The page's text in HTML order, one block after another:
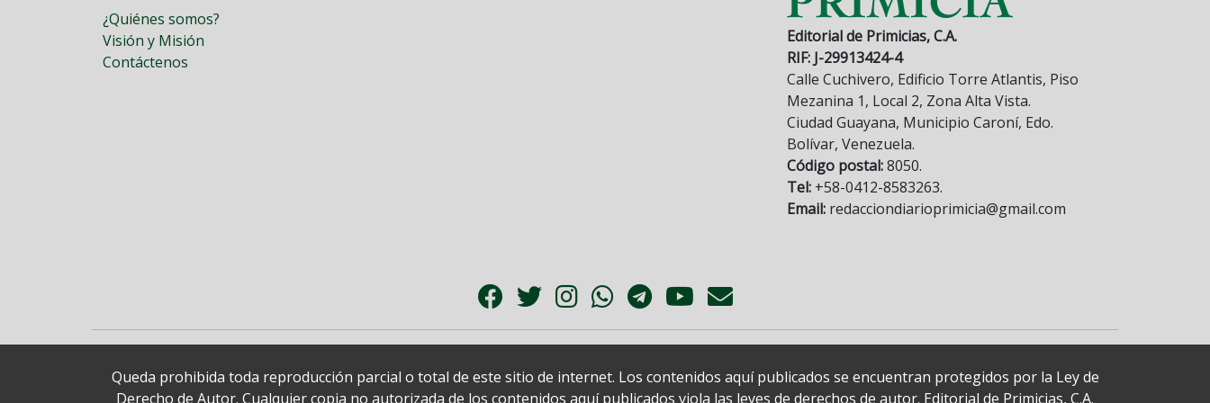
¿Quiénes somos?
Visión y Misión
Contáctenos
Editorial de Primicias, C.A.
RIF: J-29913424-4
Calle Cuchivero, Edificio Torre Atlantis, Piso
Mezanina 1, Local 2, Zona Alta Vista.
Ciudad Guayana, Municipio Caroní, Edo.
Bolívar, Venezuela.
Código postal:8050.
Tel: +58-0412-8583263.
Email: redacciondiarioprimicia@gmail.com
Queda prohibida toda reproducción parcial o total de este sitio de internet. Los contenidos aquí publicados se encuentran protegidos por la Ley de
Derecho de Autor. Cualquier copia no autorizada de los contenidos aquí publicados viola las leyes de derechos de autor. Editorial de Primicias, C.A.